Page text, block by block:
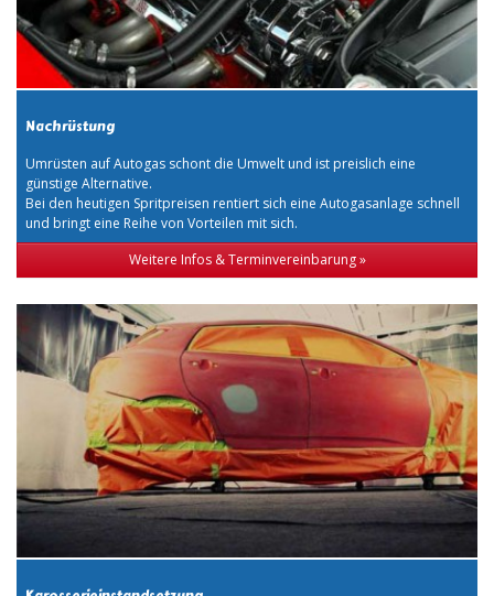
Nachrüstung
Umrüsten auf Autogas schont die Umwelt und ist preislich eine
günstige Alternative.
Bei den heutigen Spritpreisen rentiert sich eine Autogasanlage schnell
und bringt eine Reihe von Vorteilen mit sich.
Weitere Infos & Terminvereinbarung »